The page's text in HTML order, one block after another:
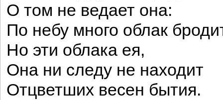
О том не ведает она:
По небу много облак
Но эти облака ея,
Она ни следу не находит
Отцветших весен бытия.